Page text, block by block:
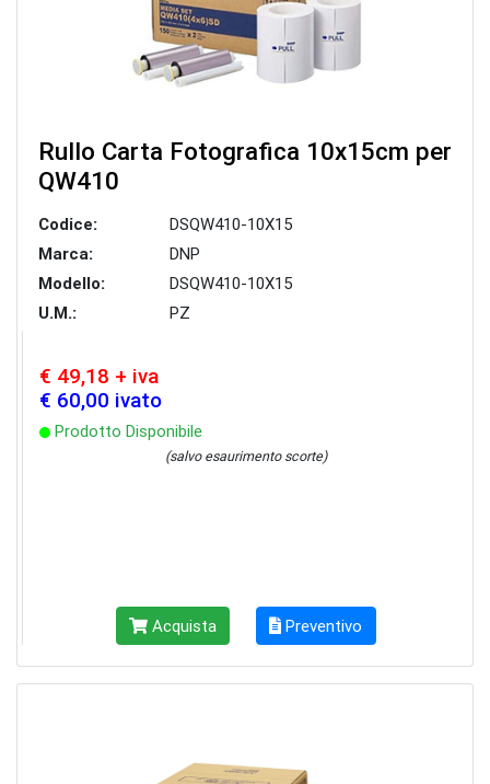
Rullo Carta Fotografica 10x15cm per
QW410
Codice:
DSQW410-10X15
Marca:
DNP
Modello:
DSQW410-10X15
U.M.:
PZ
€ 49,18 + iva
€ 60,00 ivato
Prodotto Disponibile
(salvo esaurimento scorte)
Acquista Preventivo